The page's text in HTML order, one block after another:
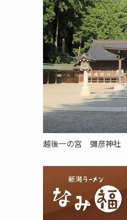
越後一の宮 彌彦神社